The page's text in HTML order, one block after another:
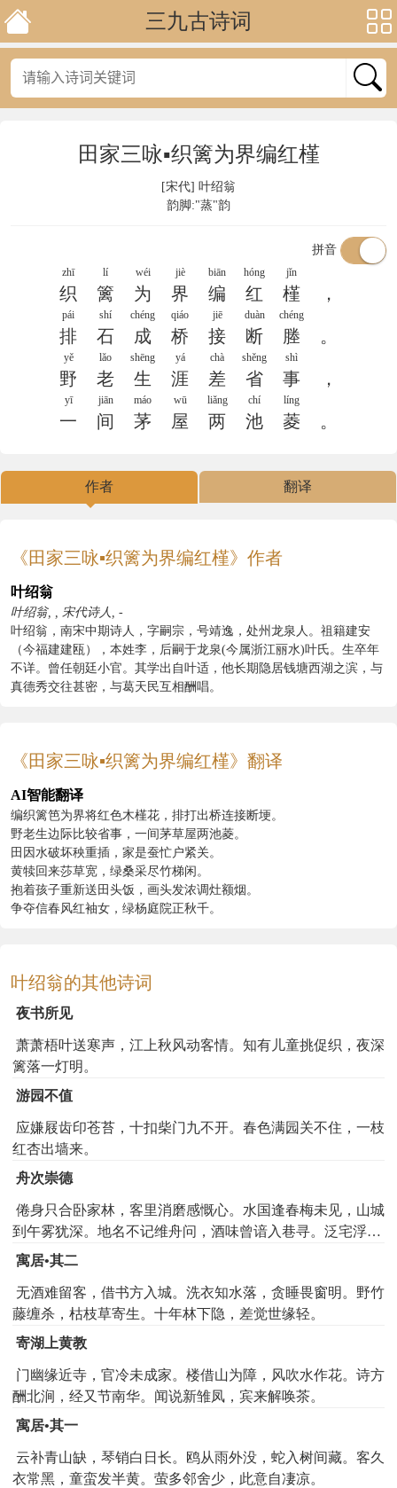
三九古诗词
田家三咏▪织篱为界编红槿
[宋代] 叶绍翁
韵脚:"蒸"韵
拼音
zhī lí wéi jiè biān hóng jǐn
织 篱 为 界 编 红 槿 ，
pái shí chéng qiáo jiē duàn chéng
排 石 成 桥 接 断 塍 。
yě lǎo shēng yá chà shěng shì
野 老 生 涯 差 省 事 ，
yī jiān máo wū liǎng chí líng
一 间 茅 屋 两 池 菱 。
作者 翻译
《田家三咏▪织篱为界编红槿》作者
叶绍翁
叶绍翁, , 宋代诗人, -
叶绍翁，南宋中期诗人，字嗣宗，号靖逸，处州龙泉人。祖籍建安
（今福建建瓯），本姓李，后嗣于龙泉(今属浙江丽水)叶氏。生卒年
不详。曾任朝廷小官。其学出自叶适，他长期隐居钱塘西湖之滨，与
真德秀交往甚密，与葛天民互相酬唱。
《田家三咏▪织篱为界编红槿》翻译
AI智能翻译
编织篱笆为界将红色木槿花，排打出桥连接断埂。
野老生边际比较省事，一间茅草屋两池菱。
田因水破坏秧重插，家是蚕忙户紧关。
黄犊回来莎草宽，绿桑采尽竹梯闲。
抱着孩子重新送田头饭，画头发浓调灶额烟。
争夺信春风红袖女，绿杨庭院正秋千。
叶绍翁的其他诗词
夜书所见
萧萧梧叶送寒声，江上秋风动客情。知有儿童挑促织，夜深
篱落一灯明。
游园不值
应嫌屐齿印苍苔，十扣柴门九不开。春色满园关不住，一枝
红杏出墙来。
舟次崇德
倦身只合卧家林，客里消磨感慨心。水国逢春梅未见，山城
到午雾犹深。地名不记维舟问，酒味曾谙入巷寻。泛宅浮家
何日了，庄头栽竹已成阴。
寓居•其二
无酒难留客，借书方入城。洗衣知水落，贪睡畏窗明。野竹
藤缠杀，枯枝草寄生。十年林下隐，差觉世缘轻。
寄湖上黄教
门幽缘近寺，官冷未成家。楼借山为障，风吹水作花。诗方
酬北涧，经又节南华。闻说新雏凤，宾来解唤茶。
寓居•其一
云补青山缺，琴销白日长。鸥从雨外没，蛇入树间藏。客久
衣常黑，童蛮发半黄。萤多邻舍少，此意自凄凉。